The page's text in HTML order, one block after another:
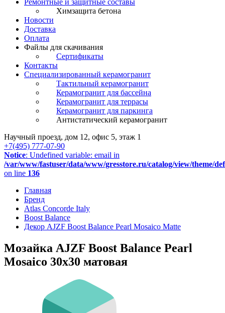
Ремонтные и защитные составы
Химзащита бетона
Новости
Доставка
Оплата
Файлы для скачивания
Сертификаты
Контакты
Специализированный керамогранит
Тактильный керамогранит
Керамогранит для бассейна
Керамогранит для террасы
Керамогранит для паркинга
Антистатический керамогранит
Научный проезд, дом 12, офис 5, этаж 1
+7(495) 777-07-90
Notice: Undefined variable: email in
/var/www/fastuser/data/www/gresstore.ru/catalog/view/theme/
on line 136
Главная
Бренд
Atlas Concorde Italy
Boost Balance
Декор AJZF Boost Balance Pearl Mosaico Matte
Мозайка AJZF Boost Balance Pearl
Mosaico 30x30 матовая